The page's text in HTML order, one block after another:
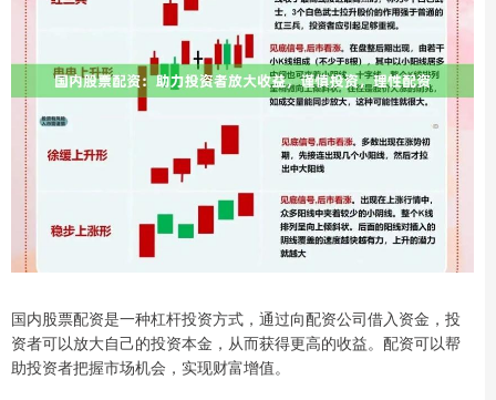
国内股票配资是一种杠杆投资方式，通过向配资公司借入资金，投
资者可以放大自己的投资本金，从而获得更高的收益。配资可以帮
助投资者把握市场机会，实现财富增值。